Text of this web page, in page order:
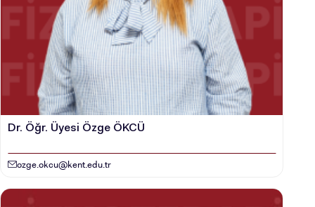
Dr. Öğr. Üyesi Özge ÖKCÜ
ozge.okcu@kent.edu.tr